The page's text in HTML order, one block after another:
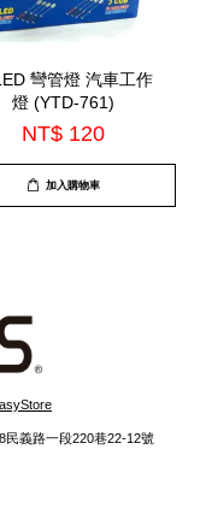
彎管燈 汽車工作
燈 (YTD-761)
NT$ 120
加入購物車
民義路一段220巷22-12號